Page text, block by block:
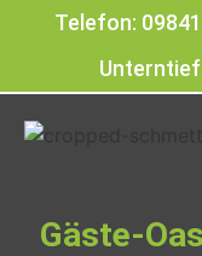
Telefon:
Unterntief
Gäste-